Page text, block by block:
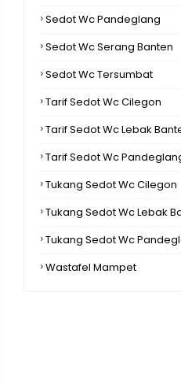
Sedot Wc Pandeglang
Sedot Wc Serang Banten
Sedot Wc Tersumbat
Tarif Sedot Wc Cilegon
Tarif Sedot Wc Lebak
Tarif Sedot Wc
Tukang Sedot Wc Cilegon
Tukang Sedot Wc Lebak
Tukang Sedot Wc
Wastafel Mampet